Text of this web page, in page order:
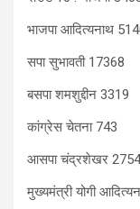
भाजपा आदित्यनाथ
सपा सुभावती 17368
बसपा शमशुद्दीन 3319
कांग्रेस चेतना 743
आसपा चंद्रशेखर 2754
मुख्यमंत्री योगी